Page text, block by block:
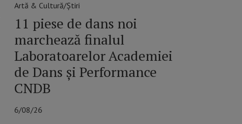
Artă & Cultură/Știri
11 piese de dans noi
marchează finalul
Laboratoarelor Academiei
de Dans și Performance
CNDB
6/08/26